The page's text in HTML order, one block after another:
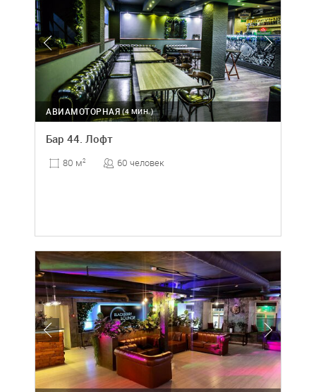
(4 МИН.)
АВИАМОТОРНАЯ
Бар 44. Лофт
80 м2 60 человек